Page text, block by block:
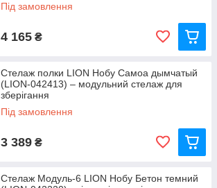
Під замовлення
4 165 ₴
Стелаж полки LION Нобу Самоа дымчатый
(LION-042413) – модульний стелаж для
зберігання
Під замовлення
3 389 ₴
Стелаж Модуль-6 LION Нобу Бетон темний